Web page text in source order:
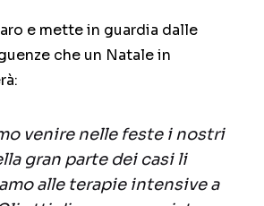
e mette in guardia dalle
che un Natale in
venire nelle feste i nostri
gran parte dei casi li
alle terapie intensive a